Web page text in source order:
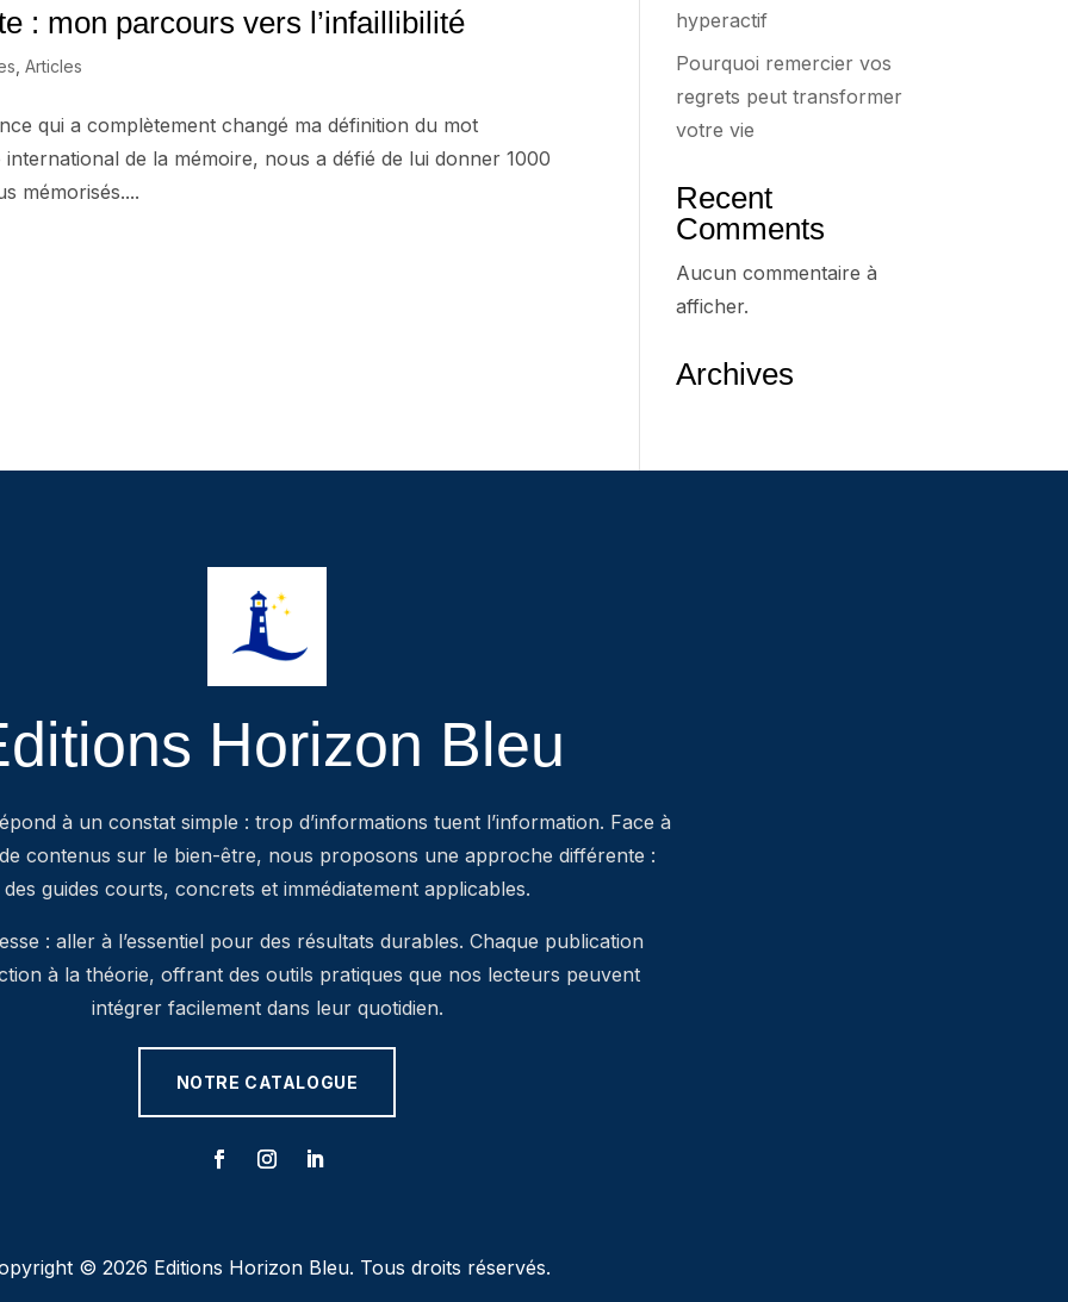
: mon parcours vers l’infaillibilité
,Articles
qui a complètement changé ma définition du mot
de la mémoire, nous a défié de lui donner 1000
mémorisés....
hyperactif
Pourquoi remercier vos
regrets peut transformer
votre vie
Recent
Comments
Aucun commentaire à
afficher.
Archives
Horizon Bleu
à un constat simple : trop d’informations tuent l’information. Face à
contenus sur le bien-être, nous proposons une approche différente :
des guides courts, concrets et immédiatement applicables.
: aller à l’essentiel pour des résultats durables. Chaque publication
à la théorie, offrant des outils pratiques que nos lecteurs peuvent
intégrer facilement dans leur quotidien.
NOTRE CATALOGUE
© 2026 Editions Horizon Bleu. Tous droits réservés.